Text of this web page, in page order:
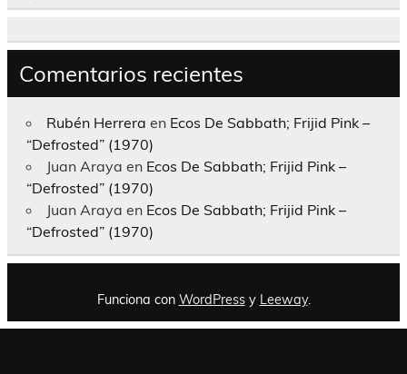
Comentarios recientes
Rubén Herrera en Ecos De Sabbath; Frijid Pink –
“Defrosted” (1970)
Juan Araya en Ecos De Sabbath; Frijid Pink –
“Defrosted” (1970)
Juan Araya en Ecos De Sabbath; Frijid Pink –
“Defrosted” (1970)
Funciona con WordPressy Leeway.